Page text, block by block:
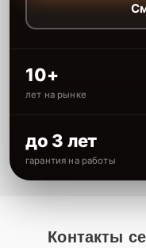
10+
лет на рынке
до 3 лет
гарантия на работы
Контакты